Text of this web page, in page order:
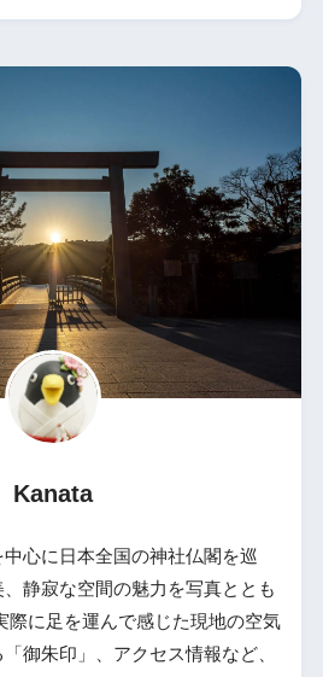
Kanata
心に日本全国の神社仏閣を巡
静寂な空間の魅力を写真ととも
際に足を運んで感じた現地の空気
御朱印」、アクセス情報など、